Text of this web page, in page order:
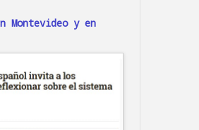
Montevideo y en